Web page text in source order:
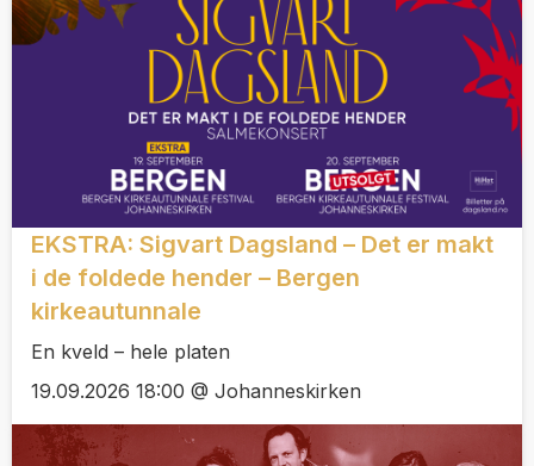
EKSTRA: Sigvart Dagsland – Det er makt
i de foldede hender – Bergen
kirkeautunnale
En kveld – hele platen
19.09.2026 18:00 @ Johanneskirken